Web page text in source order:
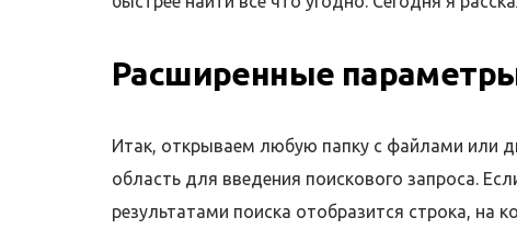
Расширенные
Итак, открываем любую папку с файлами или
область для введения поискового запроса.
результатами поиска отобразится строка, на